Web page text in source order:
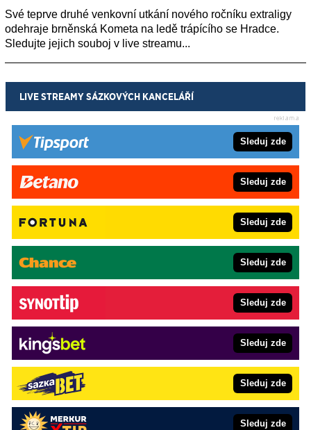
Své teprve druhé venkovní utkání nového ročníku extraligy
odehraje brněnská Kometa na ledě trápícího se Hradce.
Sledujte jejich souboj v live streamu...
LIVE STREAMY SÁZKOVÝCH KANCELÁŘÍ
Sleduj zde
Sleduj zde
Sleduj zde
Sleduj zde
Sleduj zde
Sleduj zde
Sleduj zde
Sleduj zde